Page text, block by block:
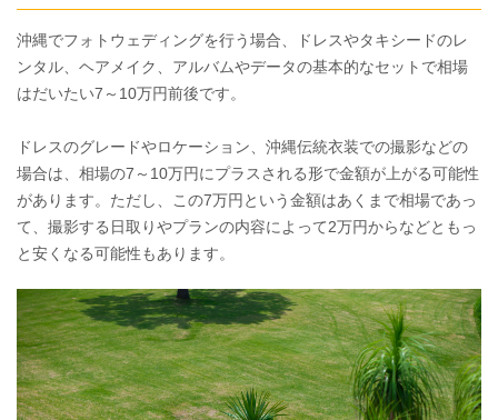
沖縄でフォトウェディングを行う場合、ドレスやタキシードのレ
ンタル、ヘアメイク、アルバムやデータの基本的なセットで相場
はだいたい7～10万円前後です。
ドレスのグレードやロケーション、沖縄伝統衣装での撮影などの
場合は、相場の7～10万円にプラスされる形で金額が上がる可能性
があります。ただし、この7万円という金額はあくまで相場であっ
て、撮影する日取りやプランの内容によって2万円からなどともっ
と安くなる可能性もあります。